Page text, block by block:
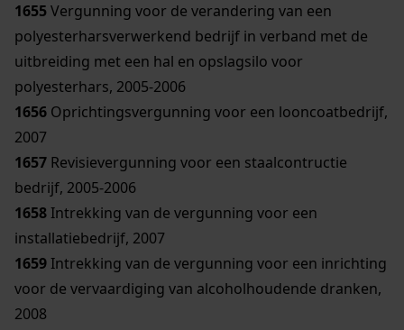
1655Vergunning voor de verandering van een
polyesterharsverwerkend bedrijf in verband met de
uitbreiding met een hal en opslagsilo voor
polyesterhars, 2005-2006
1656 Oprichtingsvergunning voor een looncoatbedrijf,
2007
1657 Revisievergunning voor een staalcontructie
bedrijf, 2005-2006
1658 Intrekking van de vergunning voor een
installatiebedrijf, 2007
1659 Intrekking van de vergunning voor een inrichting
voor de vervaardiging van alcoholhoudende dranken,
2008